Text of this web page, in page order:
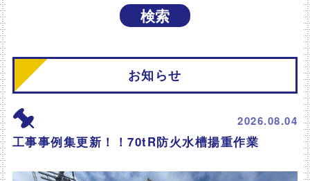
お知らせ
2026.08.04
工事事例集更新！！70tR防火水槽揚重作業